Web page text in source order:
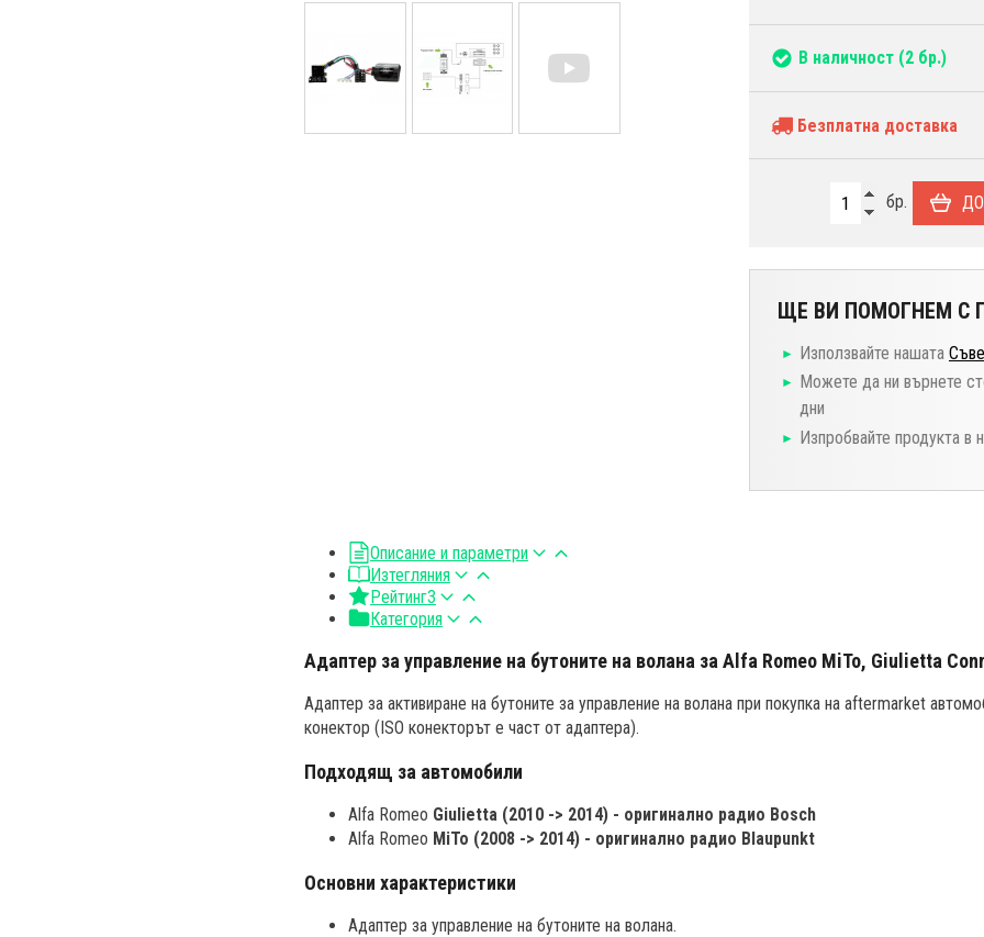
В наличност (2 бр.)
Безплатна доставка
бр.
ЩЕ ВИ ПОМОГНЕМ С
Използвайте нашата
Можете да ни върнете
дни
Изпробвайте продукта в
Описание и параметри
Изтегляния
Рейтинг3
Категория
Адаптер за управление на бутоните на волана за Alfa Romeo MiTo, Giulietta
Адаптер за активиране на бутоните за управление на волана при покупка на aftermarket
конектор (ISO конекторът е част от адаптера).
Подходящ за автомобили
Alfa Romeo Giulietta (2010 -> 2014) - оригинално радио Bosch
Alfa Romeo MiTo (2008 -> 2014) - оригинално радио Blaupunkt
Основни характеристики
Адаптер за управление на бутоните на волана.